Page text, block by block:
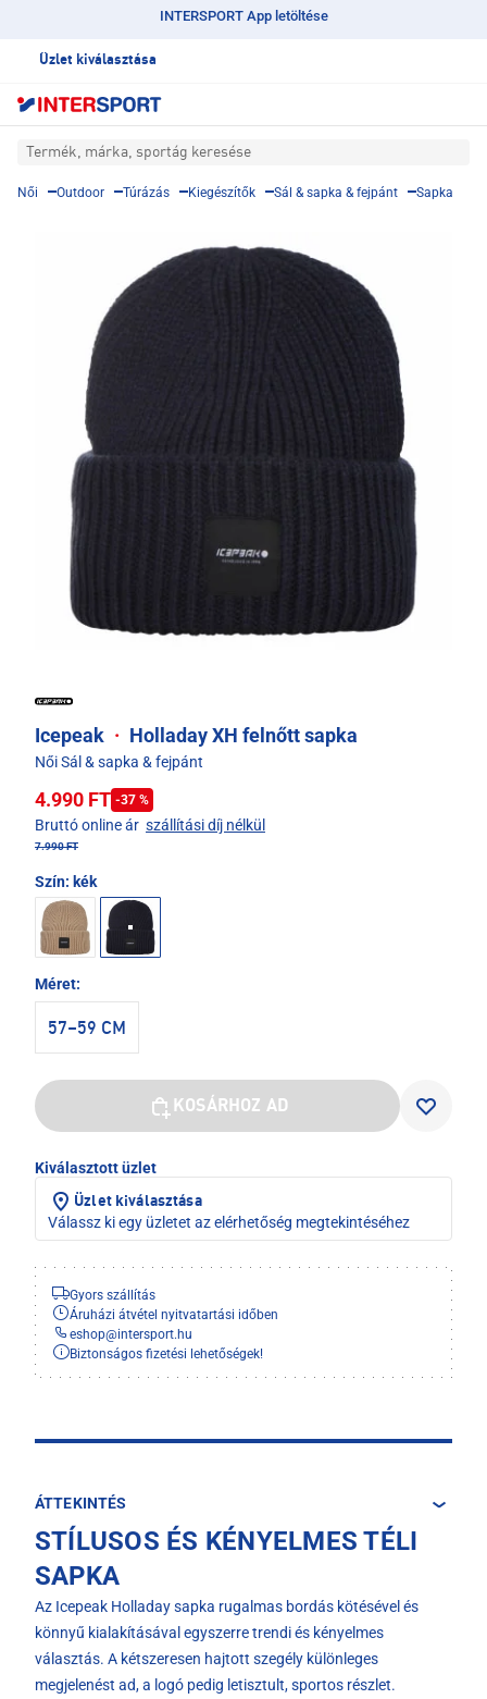
INTERSPORT App letöltése
Üzlet kiválasztása
Termék, márka, sportág keresése
Női Outdoor Túrázás Kiegészítők Sál & sapka & fejpánt Sapka
Icepeak · Holladay XH felnőtt sapka
Női Sál & sapka & fejpánt
4.990 FT -37 %
Bruttó online ár szállítási díj nélkül
7.990 FT
Szín: kék
Méret:
57–59 CM
KOSÁRHOZ AD
Kiválasztott üzlet
Üzlet kiválasztása
Válassz ki egy üzletet az elérhetőség megtekintéséhez
Gyors szállítás
Áruházi átvétel nyitvatartási időben
eshop@intersport.hu
Biztonságos fizetési lehetőségek!
ÁTTEKINTÉS
STÍLUSOS ÉS KÉNYELMES TÉLI
SAPKA
Az Icepeak Holladay sapka rugalmas bordás kötésével és
könnyű kialakításával egyszerre trendi és kényelmes
választás. A kétszeresen hajtott szegély különleges
megjelenést ad, a logó pedig letisztult, sportos részlet.